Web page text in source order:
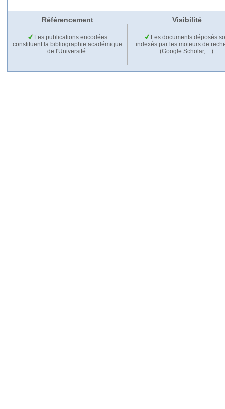
Référencement Visibilité
Les publications encodées
constituent la bibliographie académique
de l'Université.
Les documents déposés
indexés par les moteurs de
(Google Scholar,…).